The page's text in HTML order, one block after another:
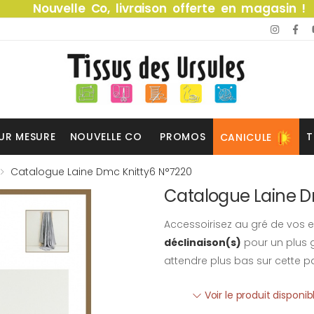
Nouvelle Co, livraison offerte en magasin !
MESURE NOUVELLE CO PROMOS CANICULE
Catalogue Laine Dmc Knitty6 N°7220
Catalogue Laine
Accessoirisez au gré de vos
déclinaison(s) pour un plus
attendre plus bas sur cette
Voir le produit